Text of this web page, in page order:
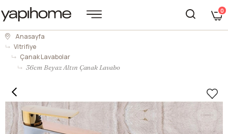
0
Anasayfa
Vitrifiye
Çanak Lavabolar
36cm Beyaz Altın Çanak Lavabo